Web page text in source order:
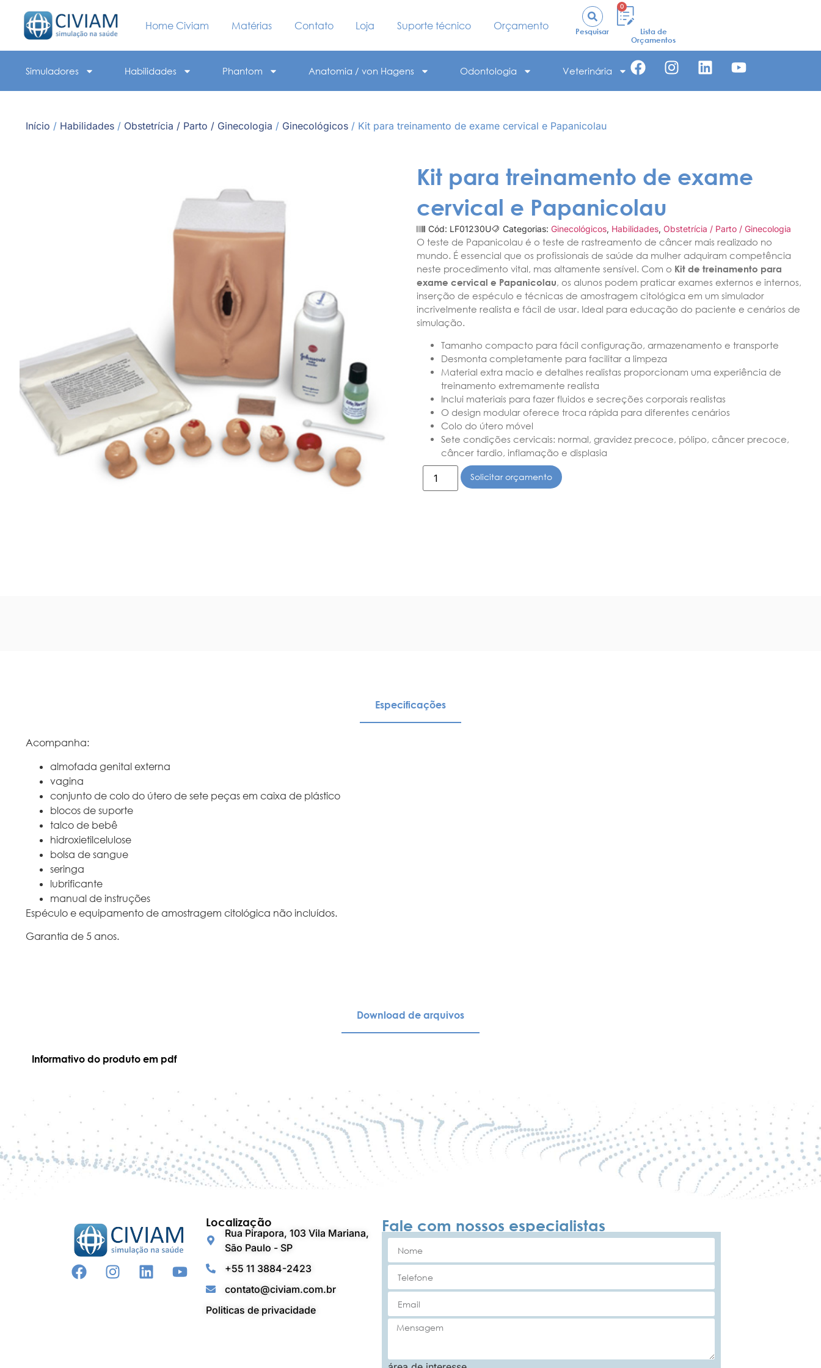
Home Civiam Matérias Contato Loja Suporte técnico Orçamento Pesquisar
0
Lista de
Orçamentos
Simuladores Habilidades Phantom Anatomia / von Hagens Odontologia Veterinária
Início / Habilidades / Obstetrícia / Parto / Ginecologia / Ginecológicos / Kit para treinamento de exame cervical e Papanicolau
Kit para treinamento de exame
cervical e Papanicolau
Cód: LF01230U Categorias: Ginecológicos, Habilidades, Obstetrícia / Parto / Ginecologia
O teste de Papanicolau é o teste de rastreamento de câncer mais realizado no
mundo. É essencial que os profissionais de saúde da mulher adquiram competência
neste procedimento vital, mas altamente sensível. Com o Kit de treinamento para
exame cervical e Papanicolau, os alunos podem praticar exames externos e internos,
inserção de espéculo e técnicas de amostragem citológica em um simulador
incrivelmente realista e fácil de usar. Ideal para educação do paciente e cenários de
simulação.
Tamanho compacto para fácil configuração, armazenamento e transporte
Desmonta completamente para facilitar a limpeza
Material extra macio e detalhes realistas proporcionam uma experiência de
treinamento extremamente realista
Inclui materiais para fazer fluidos e secreções corporais realistas
O design modular oferece troca rápida para diferentes cenários
Colo do útero móvel
Sete condições cervicais: normal, gravidez precoce, pólipo, câncer precoce,
câncer tardio, inflamação e displasia
Solicitar orçamento
Especificações
Acompanha:
almofada genital externa
vagina
conjunto de colo do útero de sete peças em caixa de plástico
blocos de suporte
talco de bebê
hidroxietilcelulose
bolsa de sangue
seringa
lubrificante
manual de instruções
Espéculo e equipamento de amostragem citológica não incluídos.
Garantia de 5 anos.
Download de arquivos
Informativo do produto em pdf
Localização
Rua Pirapora, 103 Vila Mariana,
São Paulo - SP
+55 11 3884-2423
contato@civiam.com.br
Politicas de privacidade
Fale com nossos especialistas